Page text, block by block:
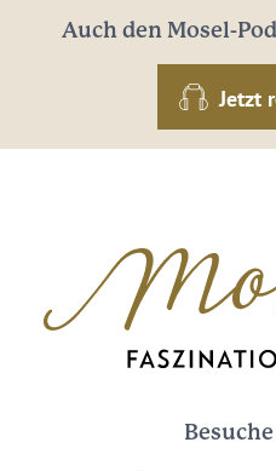
Auch den Mosel-
Jetzt